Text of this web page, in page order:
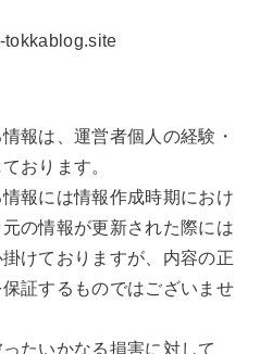
tokkablog.site
報は、運営者個人の経験・
おります。
報には情報作成時期におけ
の情報が更新された際には
けておりますが、内容の正
証するものではございませ
たいかなる損害に対して